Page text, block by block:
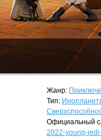
Жанр:
Тип:
Официальный
2022-young-